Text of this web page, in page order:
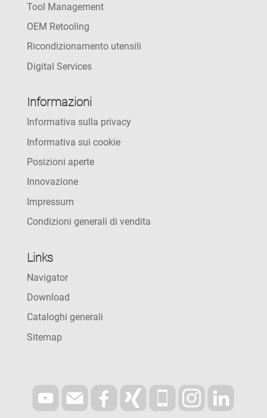
Tool Management
OEM Retooling
Ricondizionamento utensili
Digital Services
Informazioni
Informativa sulla privacy
Informativa sui cookie
Posizioni aperte
Innovazione
Impressum
Condizioni generali di vendita
Links
Navigator
Download
Cataloghi generali
Sitemap